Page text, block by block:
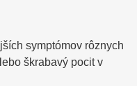
symptómov rôznych
škrabavý pocit v